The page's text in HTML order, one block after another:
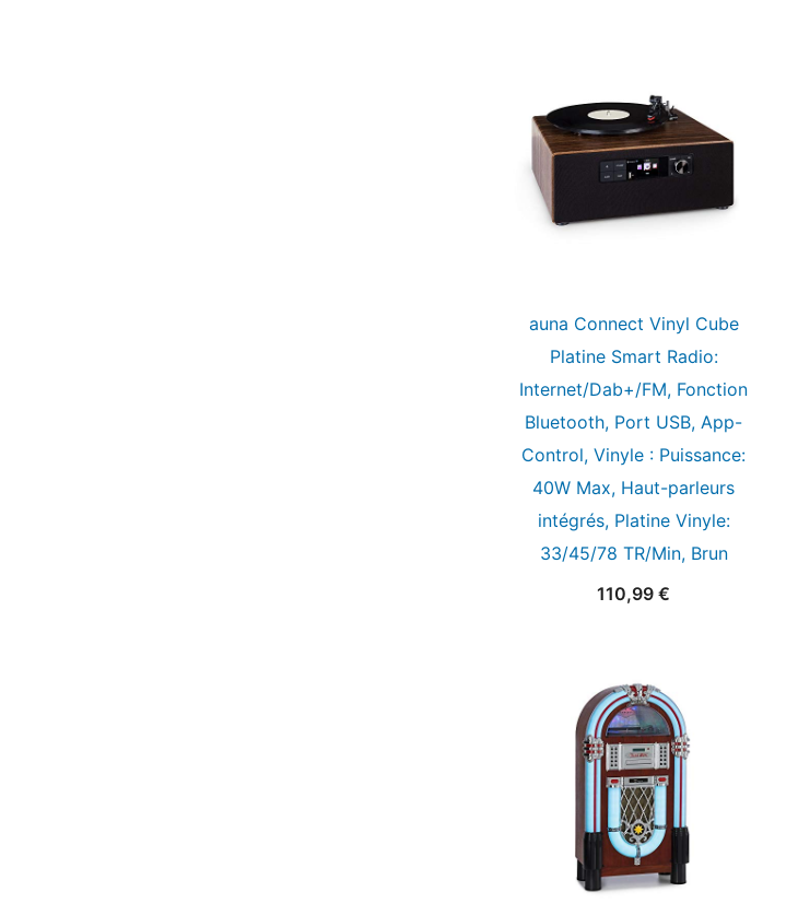
auna Connect Vinyl Cube
Platine Smart Radio:
Internet/Dab+/FM, Fonction
Bluetooth, Port USB, App-
Control, Vinyle : Puissance:
40W Max, Haut-parleurs
intégrés, Platine Vinyle:
33/45/78 TR/Min, Brun
110,99 €